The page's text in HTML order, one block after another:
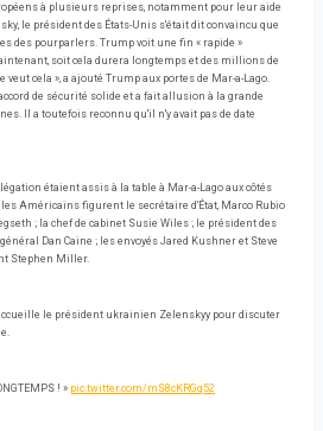
à plusieurs reprises, notamment pour leur aide
le président des États-Unis s'était dit convaincu que
des pourparlers. Trump voit une fin « rapide »
soit cela durera longtemps et des millions de
cela », a ajouté Trump aux portes de Mar-a-Lago.
de sécurité solide et a fait allusion à la grande
Il a toutefois reconnu qu'il n'y avait pas de date
étaient assis à la table à Mar-a-Lago aux côtés
Américains figurent le secrétaire d'État, Marco Rubio
; la chef de cabinet Susie Wiles ; le président des
Dan Caine ; les envoyés Jared Kushner et Steve
Stephen Miller.
le président ukrainien Zelenskyy pour discuter
! » pic.twitter.com/mS8cKRGq52